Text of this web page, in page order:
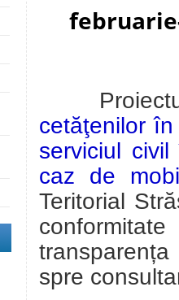
cetăţenilor
serviciul
caz de
Teritorial
spre